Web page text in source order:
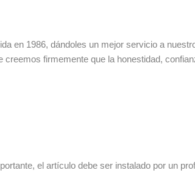
en 1986, dándoles un mejor servicio a
firmemente que la honestidad,
el artículo debe ser instalado por un